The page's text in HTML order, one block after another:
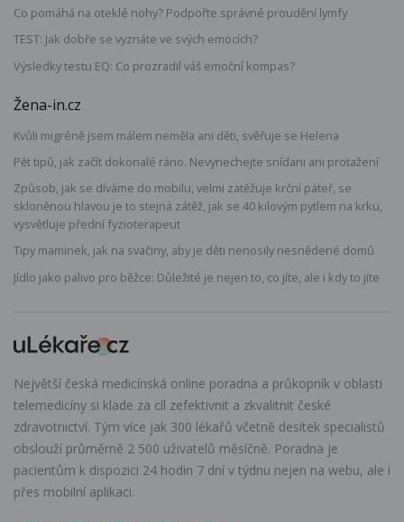
Co pomáhá na oteklé nohy? Podpořte správné proudění lymfy
TEST: Jak dobře se vyznáte ve svých emocích?
Výsledky testu EQ: Co prozradil váš emoční kompas?
Žena-in.cz
Kvůli migréně jsem málem neměla ani děti, svěřuje se Helena
Pět tipů, jak začít dokonalé ráno. Nevynechejte snídani ani protažení
Způsob, jak se díváme do mobilu, velmi zatěžuje krční páteř, se
skloněnou hlavou je to stejná zátěž, jak se 40 kilovým pytlem na krku,
vysvětluje přední fyzioterapeut
Tipy maminek, jak na svačiny, aby je děti nenosily nesnědené domů
Jídlo jako palivo pro běžce: Důležité je nejen to, co jíte, ale i kdy to jíte
Největší česká medicínská online poradna a průkopník v oblasti
telemedicíny si klade za cíl zefektivnit a zkvalitnit české
zdravotnictví. Tým více jak 300 lékařů včetně desítek specialistů
obslouží průměrně 2 500 uživatelů měsíčně. Poradna je
pacientům k dispozici 24 hodin 7 dní v týdnu nejen na webu, ale i
přes mobilní aplikaci.